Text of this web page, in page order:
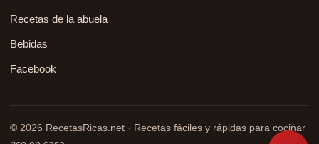
Recetas de la abuela
Bebidas
Facebook
© 2026 RecetasRicas.net · Recetas fáciles y rápidas para cocinar